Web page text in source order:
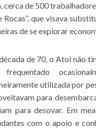
cerca de 500
Rocas”, que visava
de se explorar
de 70, o Atol não
frequentado
utilizada por
para
para desovar. Em
com o apoio e